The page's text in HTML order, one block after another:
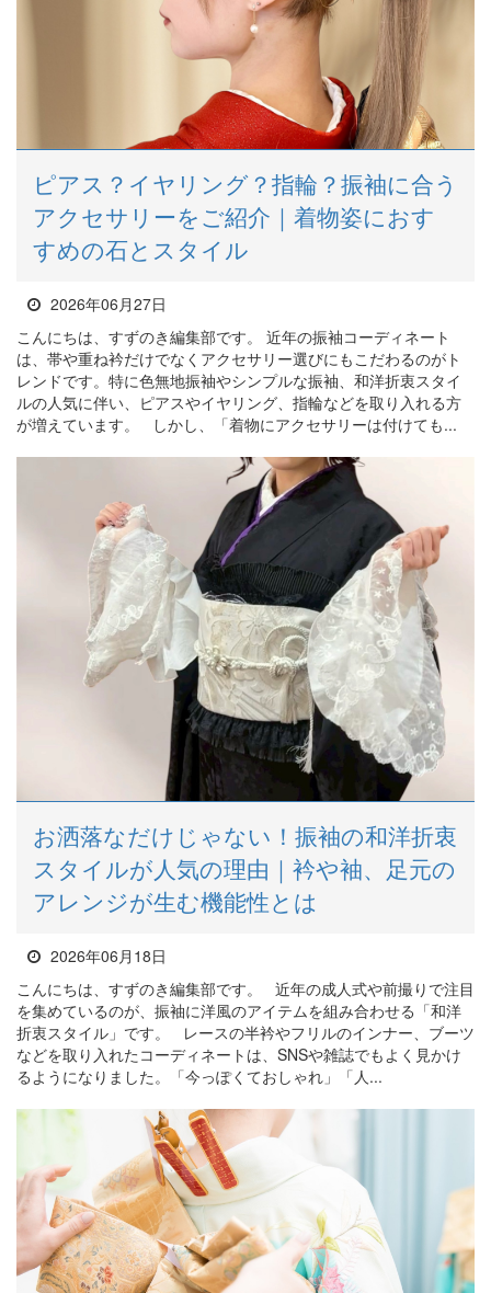
ピアス？イヤリング？指輪？振袖に合う
アクセサリーをご紹介｜着物姿におす
すめの石とスタイル
2026年06月27日
こんにちは、すずのき編集部です。 近年の振袖コーディネート
は、帯や重ね衿だけでなくアクセサリー選びにもこだわるのがト
レンドです。特に色無地振袖やシンプルな振袖、和洋折衷スタイ
ルの人気に伴い、ピアスやイヤリング、指輪などを取り入れる方
が増えています。 しかし、「着物にアクセサリーは付けても...
お洒落なだけじゃない！振袖の和洋折衷
スタイルが人気の理由｜衿や袖、足元の
アレンジが生む機能性とは
2026年06月18日
こんにちは、すずのき編集部です。 近年の成人式や前撮りで注目
を集めているのが、振袖に洋風のアイテムを組み合わせる「和洋
折衷スタイル」です。 レースの半衿やフリルのインナー、ブーツ
などを取り入れたコーディネートは、SNSや雑誌でもよく見かけ
るようになりました。「今っぽくておしゃれ」「人...